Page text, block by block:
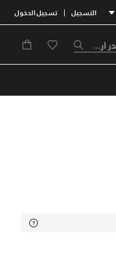
التسجيل | تسجيل الدخول